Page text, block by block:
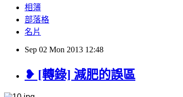
相簿
部落格
名片
Sep 02 Mon 2013 12:48
❥ [轉錄] 減肥的誤區